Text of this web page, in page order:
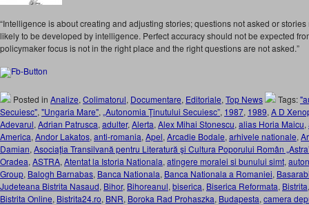
“Intelligence is about creating and adjusting stories; questions not asked or
likely to be developed by intelligence. Perfect accuracy should not be expected
policymaker focus is not in the right place and the right questions are not asked.”
Posted in Analize, Colimatorul, Documentare, Editoriale, Top News Tags:
Secuiesc", "Ungaria Mare", „Autonomia Ţinutului Secuiesc”, 1987, 1989, A D
Adevarul, Adrian Patrusca, adulter, Alerta, Alex Mihai Stonescu, alias Horia Maicu,
America, Andor Lakatos, anti-romania, Apel, Arcadie Bodale, arhivele nationale,
Damian, Asociaţia Transilvană pentru Literatură şi Cultura Poporului Român
Oradea, ASTRA, Atentat la Istoria Nationala, atingere moralei si bunului simt,
Group, Balogh Barnabas, Banca Nationala, Banca Nationala a Romaniei,
Judeteana Bistrita Nasaud, Bihor, Bihoreanul, biserica, Biserica Reformata, Bistrita
Bistrita Online, Bistrita24.ro, BNR, Boroka Rad Prohaszka, Budapesta, camera